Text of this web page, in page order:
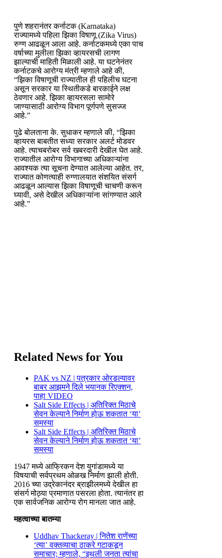
पुणे शहरानंतर कर्नाटक (Karnataka)
राज्यामध्ये पहिला झिका विषाणू (Zika Virus)
रुग्ण आढळून आला आहे. कर्नाटकमध्ये एका पाच
वर्षाच्या मुलीला झिका व्हायरसची लागण
झाल्याची माहिती मिळाली आहे. या घटनेनंतर
कर्नाटकचे आरोग्य मंत्री म्हणाले आहे की,
“झिका विषाणूची राज्यातील ही पहिलीच घटना
असून सरकार या स्थितीकडे बारकाईने लक्ष
ठेवणार आहे. झिका व्हायरसला सामोरे
जाण्यासाठी आरोग्य विभाग पूर्णपणे सुसज्ज
आहे.”
पुढे बोलताना के. सुधाकर म्हणाले की, “झिका
व्हायरस बाबतीत सध्या सरकार अलर्ट मोडवर
आहे. त्याचबरोबर सर्व खबरदारी देखील घेत आहे.
राज्यातील आरोग्य विभागाच्या अधिकाऱ्यांना
आवश्यक त्या सूचना देण्यात आलेल्या आहेत. तर,
राज्यात कोणत्याही रुग्णालयात संशयित संसर्ग
आढळून आल्यास झिका विषाणूची चाचणी करून
घ्यावी, असे देखील अधिकाऱ्यांना सांगण्यात आले
आहे.”
Related News for You
PAK vs NZ | पत्रकार ओरडल्यावर
बाबर आझमने दिले भयानक रिएक्शन,
पाहा VIDEO
Salt Side Effects | अतिरिक्त मिठाचे
सेवन केल्याने निर्माण होऊ शकतात ‘या’
समस्या
Salt Side Effects | अतिरिक्त मिठाचे
सेवन केल्याने निर्माण होऊ शकतात ‘या’
समस्या
1947 मध्ये आफ्रिकन देश युगांडामध्ये या
विषयाची सर्वप्रथम ओळख निर्माण झाली होती.
2016 च्या उद्रेकानंदर ब्राझीलमध्ये देखील हा
संसर्ग मोठ्या प्रमाणात पसरला होता. त्यानंतर हा
एक सार्वजनिक आरोग्य रोग मानला जात आहे.
महत्वाच्या बातम्या
Uddhav Thackeray | नितेश राणेंच्या
‘त्या’ वक्तव्याचा ठाकरे गटाकडून
समाचार; म्हणाले, “इथली जनता त्यांचा